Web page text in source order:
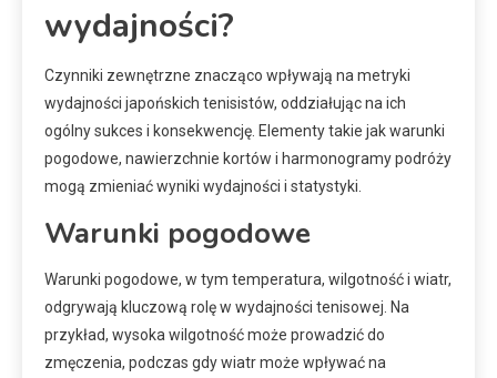
wydajności?
Czynniki zewnętrzne znacząco wpływają na metryki
wydajności japońskich tenisistów, oddziałując na ich
ogólny sukces i konsekwencję. Elementy takie jak warunki
pogodowe, nawierzchnie kortów i harmonogramy podróży
mogą zmieniać wyniki wydajności i statystyki.
Warunki pogodowe
Warunki pogodowe, w tym temperatura, wilgotność i wiatr,
odgrywają kluczową rolę w wydajności tenisowej. Na
przykład, wysoka wilgotność może prowadzić do
zmęczenia, podczas gdy wiatr może wpływać na